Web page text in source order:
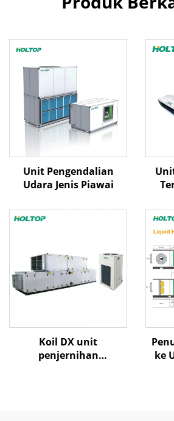
Unit Pengendalian
Udara Jenis Piawai
Koil DX unit
penjernihan
ke